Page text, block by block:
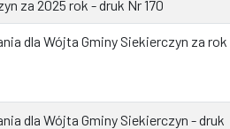
za 2025 rok - druk Nr 170
dla Wójta Gminy Siekierczyn za rok
dla Wójta Gminy Siekierczyn - druk